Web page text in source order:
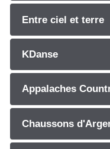
Entre ciel et terre
KDanse
Appalaches
Chaussons